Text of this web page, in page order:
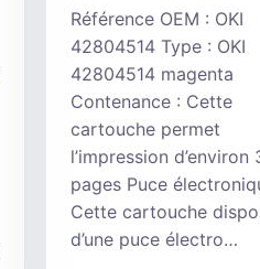
Référence OEM : OKI
42804514 Type : OKI
42804514 magenta
Contenance : Cette
cartouche permet
l’impression d’environ
pages Puce
Cette cartouche
d’une puce électro…